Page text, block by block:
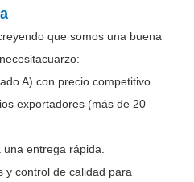
que somos una buena
cuarzo:
A) con precio competitivo
exportadores (más de 20
entrega rápida.
y control de calidad para